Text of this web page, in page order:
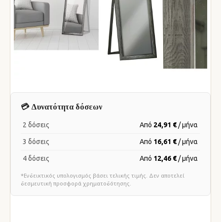
💳 Δυνατότητα δόσεων
2 δόσεις Από 24,91 € / μήνα
3 δόσεις Από 16,61 € / μήνα
4 δόσεις Από 12,46 € / μήνα
*Ενδεικτικός υπολογισμός βάσει τελικής τιμής. Δεν αποτελεί
δεσμευτική προσφορά χρηματοδότησης.